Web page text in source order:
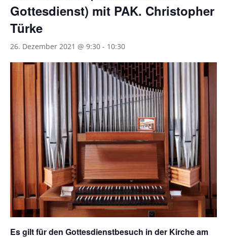
Gottesdienst) mit PAK. Christopher
Türke
26. Dezember 2021 @ 9:30 - 10:30
Es gilt für den Gottesdienstbesuch in der Kirche am